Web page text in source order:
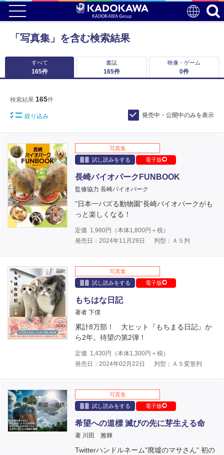
「写真集」を含む検索結果
すべて
165件
書誌
165件
映像・ゲーム
0件
検索結果 165件
絞り込み 発売中・公開中のみを表示
写真集
試し読みをする
電子版
長崎バイオパークFUNBOOK
監修協力 長崎バイオパーク
”日本一バズる動物園”長崎バイオパークがも
っと楽しくなる！
定価 1,980円（本体1,800円＋税）
発売日：2024年11月29日
判型：Ａ５判
写真集
試し読みをする
電子版
もちはな日記
著者 下僕
累計8万部！ 大ヒット『もちまる日記』か
ら2年。待望の第2弾！
定価 1,430円（本体1,300円＋税）
発売日：2024年02月22日
判型：Ａ５変形判
写真集
試し読みをする
電子版
希望への道標 滅びの先に芽生える命
著 川田 雅輝
Twitterハンドルネーム"廃墟のマサさん" 初の